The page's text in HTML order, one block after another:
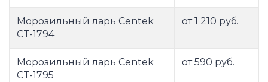
Морозильный ларь Centek
CT-1794
от 1 210 руб.
Морозильный ларь Centek
CT-1795
от 590 руб.